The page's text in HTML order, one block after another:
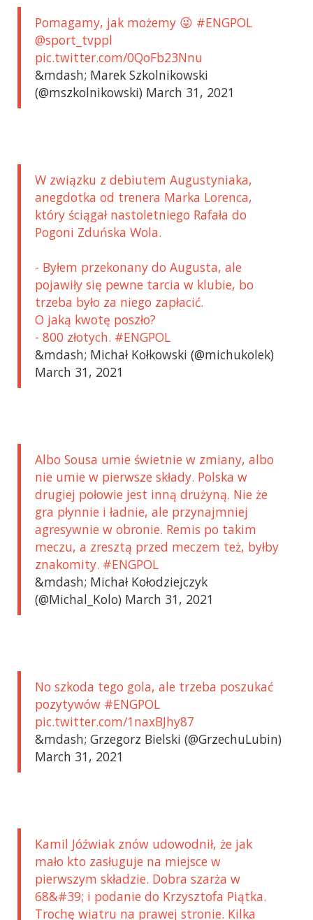
Pomagamy, jak możemy 😜 #ENGPOL
@sport_tvppl
pic.twitter.com/0QoFb23Nnu
&mdash; Marek Szkolnikowski
(@mszkolnikowski) March 31, 2021
W związku z debiutem Augustyniaka,
anegdotka od trenera Marka Lorenca,
który ściągał nastoletniego Rafała do
Pogoni Zduńska Wola.
- Byłem przekonany do Augusta, ale
pojawiły się pewne tarcia w klubie, bo
trzeba było za niego zapłacić.
O jaką kwotę poszło?
- 800 złotych. #ENGPOL
&mdash; Michał Kołkowski (@michukolek)
March 31, 2021
Albo Sousa umie świetnie w zmiany, albo
nie umie w pierwsze składy. Polska w
drugiej połowie jest inną drużyną. Nie że
gra płynnie i ładnie, ale przynajmniej
agresywnie w obronie. Remis po takim
meczu, a zresztą przed meczem też, byłby
znakomity. #ENGPOL
&mdash; Michał Kołodziejczyk
(@Michal_Kolo) March 31, 2021
No szkoda tego gola, ale trzeba poszukać
pozytywów #ENGPOL
pic.twitter.com/1naxBJhy87
&mdash; Grzegorz Bielski (@GrzechuLubin)
March 31, 2021
Kamil Jóźwiak znów udowodnił, że jak
mało kto zasługuje na miejsce w
pierwszym składzie. Dobra szarża w
68&#39; i podanie do Krzysztofa Piątka.
Trochę wiatru na prawej stronie. Kilka